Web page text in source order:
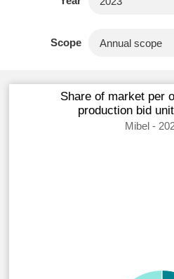
Scope
Share of market per
production bid
Mibel -